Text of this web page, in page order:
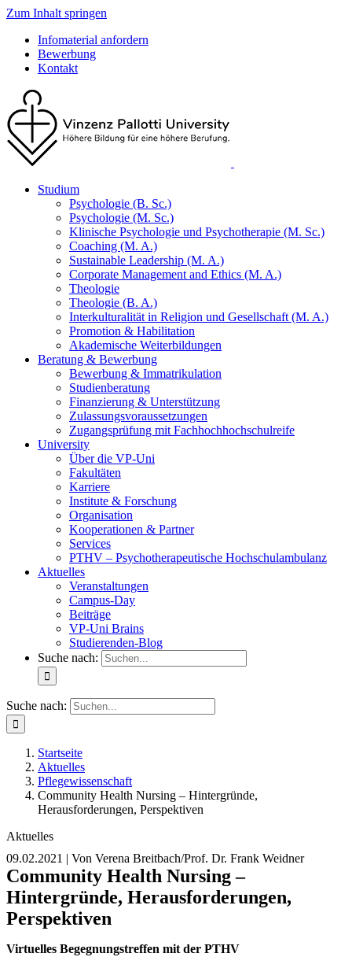
Zum Inhalt springen
Infomaterial anfordern
Bewerbung
Kontakt
Studium
Psychologie (B. Sc.)
Psychologie (M. Sc.)
Klinische Psychologie und Psychotherapie (M. Sc.)
Coaching (M. A.)
Sustainable Leadership (M. A.)
Corporate Management and Ethics (M. A.)
Theologie
Theologie (B. A.)
Interkulturalität in Religion und Gesellschaft (M. A.)
Promotion & Habilitation
Akademische Weiterbildungen
Beratung & Bewerbung
Bewerbung & Immatrikulation
Studienberatung
Finanzierung & Unterstützung
Zulassungsvoraussetzungen
Zugangsprüfung mit Fachhochhochschulreife
University
Über die VP-Uni
Fakultäten
Karriere
Institute & Forschung
Organisation
Kooperationen & Partner
Services
PTHV – Psychotherapeutische Hochschulambulanz
Aktuelles
Veranstaltungen
Campus-Day
Beiträge
VP-Uni Brains
Studierenden-Blog
Suche nach:
Suche nach:
Startseite
Aktuelles
Pflegewissenschaft
Community Health Nursing – Hintergründe,
Herausforderungen, Perspektiven
Aktuelles
09.02.2021 | Von Verena Breitbach/Prof. Dr. Frank Weidner
Community Health Nursing –
Hintergründe, Herausforderungen,
Perspektiven
Virtuelles Begegnungstreffen mit der PTHV